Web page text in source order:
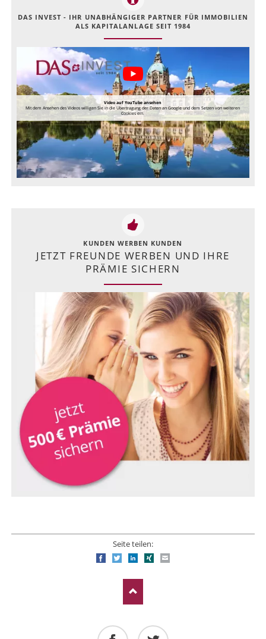
DAS INVEST - IHR UNABHÄNGIGER PARTNER FÜR IMMOBILIEN
ALS KAPITALANLAGE SEIT 1984
Video auf YouTube ansehen
Mit dem Ansehen des Videos willigen Sie in die Übertragung der Daten an Google und dem Setzen von weiteren
Cookies ein.
KUNDEN WERBEN KUNDEN
JETZT FREUNDE WERBEN UND IHRE
PRÄMIE SICHERN
Seite teilen:
FacebookTwitterLinkedIn
Xing